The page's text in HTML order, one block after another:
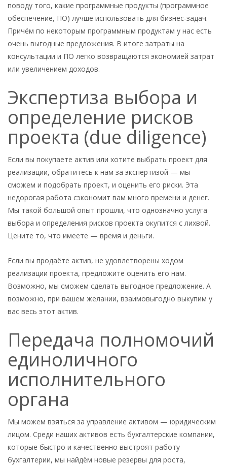
поводу того, какие программные продукты (программное
обеспечение, ПО) лучше использовать для бизнес-задач.
Причём по некоторым программным продуктам у нас есть
очень выгодные предложения. В итоге затраты на
консультации и ПО легко возвращаются экономией затрат
или увеличением доходов.
Экспертиза выбора и
определение рисков
проекта (due diligence)
Если вы покупаете актив или хотите выбрать проект для
реализации, обратитесь к нам за экспертизой — мы
сможем и подобрать проект, и оценить его риски. Эта
недорогая работа сэкономит вам много времени и денег.
Мы такой большой опыт прошли, что однозначно услуга
выбора и определения рисков проекта окупится с лихвой.
Цените то, что имеете — время и деньги.
Если вы продаёте актив, не удовлетворены ходом
реализации проекта, предложите оценить его нам.
Возможно, мы сможем сделать выгодное предложение. А
возможно, при вашем желании, взаимовыгодно выкупим у
вас весь этот актив.
Передача полномочий
единоличного
исполнительного
органа
Мы можем взяться за управление активом — юридическим
лицом. Среди наших активов есть бухгалтерские компании,
которые быстро и качественно выстроят работу
бухгалтерии, мы найдём новые резервы для роста,